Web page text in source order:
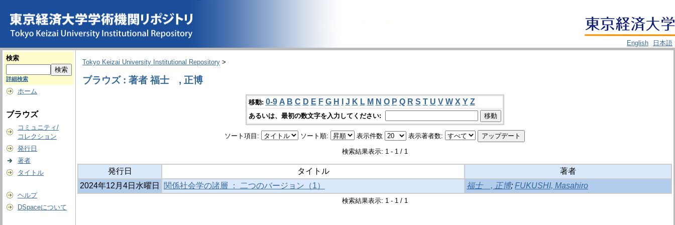
English
日本語
検索
詳細検索
ホーム
ブラウズ
コミュニティ/
コレクション
発行日
著者
タイトル
ヘルプ
DSpaceについて
Tokyo Keizai University Institutional Repository >
ブラウズ : 著者 福士 , 正博
移動: 0-9 A B C D E F G H J K L M N O P Q R S T U V W X Y Z
あるいは、最初の数文字を入力してください:
ソート項目: ソート順: 表示件数 表示著者数:
検索結果表示: 1 - 1 / 1
発行日 タイトル
著者
2024年12月4日水曜日
関係社会学の諸層 ： 二つのバージョン（1） 福士 , 正博; FUKUSHI, Masahiro
検索結果表示: 1 - 1 / 1